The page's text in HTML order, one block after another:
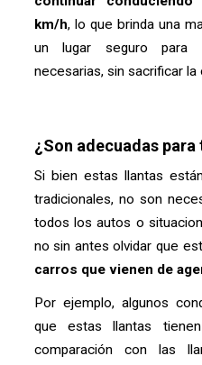
km/h, lo que brinda una
un lugar seguro para
necesarias, sin sacrificar la
¿Son adecuadas
Si bien estas llantas
tradicionales, no son
todos los autos o
no sin antes olvidar que
carros que vienen de
Por ejemplo, algunos
que estas llantas
comparación con las